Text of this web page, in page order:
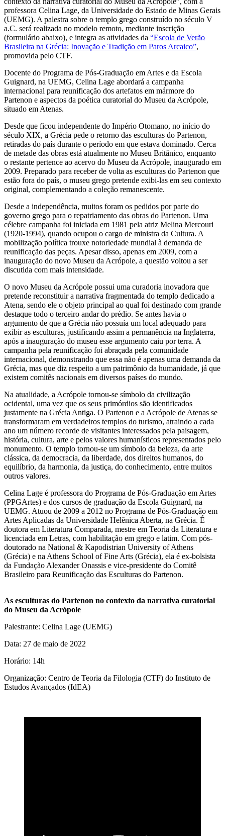
professora Celina Lage, da Universidade do Estado de Minas Gerais
(UEMG). A palestra sobre o templo grego construído no século V
a.C. será realizada no modelo remoto, mediante inscrição
(formulário abaixo), e integra as atividades da “Escola de Verão
Brasileira na Grécia: Inovação e Tradição em Paros Arcaico”,
promovida pelo CTF.
Docente do Programa de Pós-Graduação em Artes e da Escola
Guignard, na UEMG, Celina Lage abordará a campanha
internacional para reunificação dos artefatos em mármore do
Partenon e aspectos da poética curatorial do Museu da Acrópole,
situado em Atenas.
Desde que ficou independente do Império Otomano, no início do
século XIX, a Grécia pede o retorno das esculturas do Partenon,
retiradas do país durante o período em que estava dominado. Cerca
de metade das obras está atualmente no Museu Britânico, enquanto
o restante pertence ao acervo do Museu da Acrópole, inaugurado em
2009. Preparado para receber de volta as esculturas do Partenon que
estão fora do país, o museu grego pretende exibi-las em seu contexto
original, complementando a coleção remanescente.
Desde a independência, muitos foram os pedidos por parte do
governo grego para o repatriamento das obras do Partenon. Uma
célebre campanha foi iniciada em 1981 pela atriz Melina Mercouri
(1920-1994), quando ocupou o cargo de ministra da Cultura. A
mobilização política trouxe notoriedade mundial à demanda de
reunificação das peças. Apesar disso, apenas em 2009, com a
inauguração do novo Museu da Acrópole, a questão voltou a ser
discutida com mais intensidade.
O novo Museu da Acrópole possui uma curadoria inovadora que
pretende reconstituir a narrativa fragmentada do templo dedicado a
Atena, sendo ele o objeto principal ao qual foi destinado com grande
destaque todo o terceiro andar do prédio. Se antes havia o
argumento de que a Grécia não possuía um local adequado para
exibir as esculturas, justificando assim a permanência na Inglaterra,
após a inauguração do museu esse argumento caiu por terra. A
campanha pela reunificação foi abraçada pela comunidade
internacional, demonstrando que essa não é apenas uma demanda da
Grécia, mas que diz respeito a um patrimônio da humanidade, já que
existem comitês nacionais em diversos países do mundo.
Na atualidade, a Acrópole tornou-se símbolo da civilização
ocidental, uma vez que os seus primórdios são identificados
justamente na Grécia Antiga. O Partenon e a Acrópole de Atenas se
transformaram em verdadeiros templos do turismo, atraindo a cada
ano um número recorde de visitantes interessados pela paisagem,
história, cultura, arte e pelos valores humanísticos representados pelo
monumento. O templo tornou-se um símbolo da beleza, da arte
clássica, da democracia, da liberdade, dos direitos humanos, do
equilíbrio, da harmonia, da justiça, do conhecimento, entre muitos
outros valores.
Celina Lage é professora do Programa de Pós-Graduação em Artes
(PPGArtes) e dos cursos de graduação da Escola Guignard, na
UEMG. Atuou de 2009 a 2012 no Programa de Pós-Graduação em
Artes Aplicadas da Universidade Helênica Aberta, na Grécia. É
doutora em Literatura Comparada, mestre em Teoria da Literatura e
licenciada em Letras, com habilitação em grego e latim. Com pós-
doutorado na National & Kapodistrian University of Athens
(Grécia) e na Athens School of Fine Arts (Grécia), ela é ex-bolsista
da Fundação Alexander Onassis e vice-presidente do Comitê
Brasileiro para Reunificação das Esculturas do Partenon.
As esculturas do Partenon no contexto da narrativa curatorial
do Museu da Acrópole
Palestrante: Celina Lage (UEMG)
Data: 27 de maio de 2022
Horário: 14h
Organização: Centro de Teoria da Filologia (CTF) do Instituto de
Estudos Avançados (IdEA)